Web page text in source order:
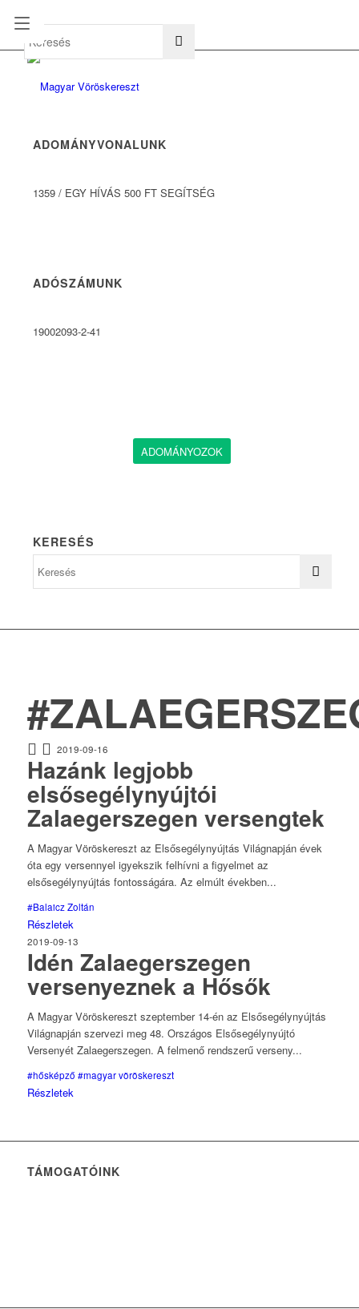
ADOMÁNYVONALUNK
1359 / EGY HÍVÁS 500 FT SEGÍTSÉG
ADÓSZÁMUNK
19002093-2-41
ADOMÁNYOZOK
KERESÉS
2019-09-16
Hazánk legjobb
elsősegélynyújtói
Zalaegerszegen versengtek
A Magyar Vöröskereszt az Elsősegélynyújtás Világnapján évek
óta egy versennyel igyekszik felhívni a figyelmet az
elsősegélynyújtás fontosságára. Az elmúlt években...
#Balaicz Zoltán
Részletek
2019-09-13
Idén Zalaegerszegen
versenyeznek a Hősők
A Magyar Vöröskereszt szeptember 14-én az Elsősegélynyújtás
Világnapján szervezi meg 48. Országos Elsősegélynyújtó
Versenyét Zalaegerszegen. A felmenő rendszerű verseny...
#hősképző #magyar vöröskereszt
Részletek
TÁMOGATÓINK